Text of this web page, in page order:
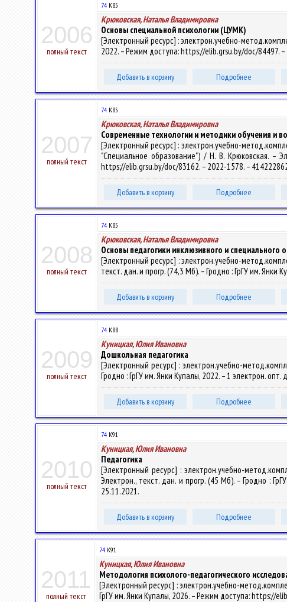
2006
полный текст
74 К85
Крюковская, Наталья Владимировна
Основы специальной психологии (ЦУМК)
[Электронный ресурс] : электрон.учебно-
2022. – Режим доступа: https://elib.grsu.by/doc/84497.
Добавить в корзину Подробнее
2007
полный текст
74 К85
Крюковская, Наталья Владимировна
Современные технологии и методики обучения и
[Электронный ресурс] : электрон.учебно-
"Специальное образование") / Н. В. Крюковская. –
https://elib.grsu.by/doc/83162. – 2022-1578. –
Добавить в корзину Подробнее
2008
полный текст
74 К85
Крюковская, Наталья Владимировна
Основы педагогики инклюзивного и специального
[Электронный ресурс] : электрон.учебно-
текст. дан. и прогр. (74,3 Мб). – Гродно : ГрГУ им.
Добавить в корзину Подробнее
2009
полный текст
74 К88
Куницкая, Юлия Ивановна
Дошкольная педагогика
[Электронный ресурс] : электрон.учебно-
Гродно : ГрГУ им. Янки Купалы, 2022. – 1 электрон.
Добавить в корзину Подробнее
2010
полный текст
74 К91
Куницкая, Юлия Ивановна
Педагогика
[Электронный ресурс] : электрон.учебно-
Электрон., текст. дан. и прогр. (45 Мб). – Гродно :
25.11.2021.
Добавить в корзину Подробнее
2011
полный текст
74 К91
Куницкая, Юлия Ивановна
Методология психолого-педагогического
[Электронный ресурс] : электрон.учебно-
ГрГУ им. Янки Купалы, 2026. – Режим доступа: https://